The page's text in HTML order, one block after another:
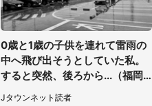
0歳と1歳の子供を連れて雷雨の
中へ飛び出そうとしていた私。
すると突然、後ろから...（福岡
県・30代女性）
Jタウンネット読者